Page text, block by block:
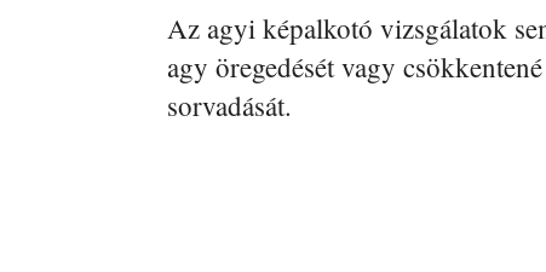
Az agyi képalkotó vizsgálatok
agy öregedését vagy
sorvadását.